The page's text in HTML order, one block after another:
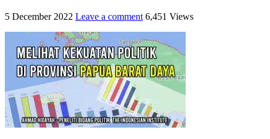
5 December 2022 Leave a comment 6,451 Views